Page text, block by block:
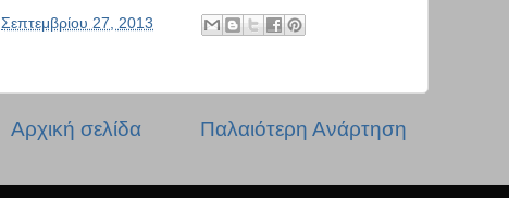
Σεπτεμβρίου 27, 2013
Παλαιότερη Ανάρτηση
Αρχική σελίδα